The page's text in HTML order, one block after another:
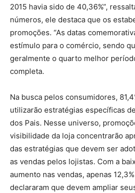
2015 havia sido de 40,36%”,
números, ele destaca que os
promoções. “As datas
estímulo para o comércio, sendo
geralmente o quarto melhor
completa.
Na busca pelos consumidores,
utilizarão estratégias específicas
dos Pais. Nesse universo,
visibilidade da loja concentrarão
das estratégias que devem ser
as vendas pelos lojistas. Com a
aumento nas vendas, apenas
declararam que devem ampliar